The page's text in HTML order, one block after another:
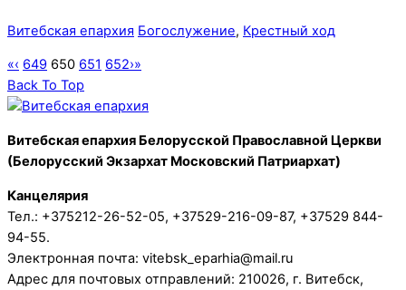
Витебская епархия Богослужение, Крестный ход
«‹ 649 650 651 652›»
Back To Top
Витебская епархия Белорусской Православной Церкви
(Белорусский Экзархат Московский Патриархат)
Канцелярия
Тел.: +375212-26-52-05, +37529-216-09-87, +37529 844-
94-55.
Электронная почта: vitebsk_eparhia@mail.ru
Адрес для почтовых отправлений: 210026, г. Витебск,